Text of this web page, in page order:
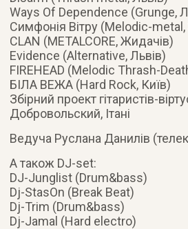
Ways Of Dependence (Grunge,
Симфонія Вітру (Melodic-metal,
CLAN (METALCORE, Жидачів)
Evidence (Alternative, Львів)
FIREHEAD (Melodic Thrash-
БІЛА ВЕЖА (Hard Rock, Київ)
Збірний проект гітаристів-
Добровольский, Ітані
Ведуча Руслана Данилів
А також DJ-set:
DJ-Junglist (Drum&bass)
Dj-StasOn (Break Beat)
Dj-Trim (Drum&bass)
Dj-Jamal (Hard electro)